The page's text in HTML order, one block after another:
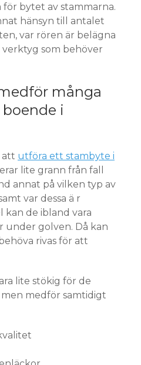
bytet av stammarna.
hänsyn till antalet
var rören är belägna
som behöver
många
i
att utföra ett stambyte i
lite grann från fall
annat på vilken typ av
var dessa ä r
kan de ibland vara
under golven. Då kan
rivas för att
lite stökig för de
medför samtidigt